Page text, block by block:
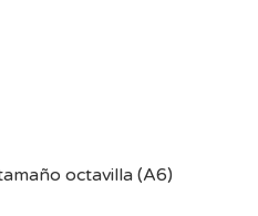
octavilla (A6)